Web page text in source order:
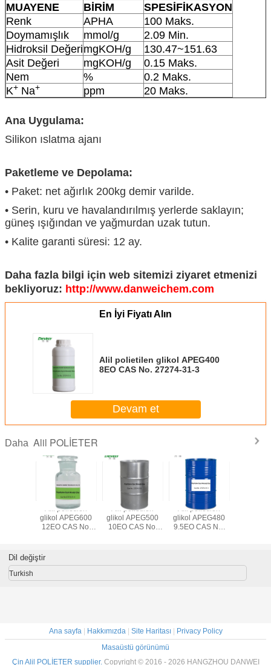
MUAYENE
BİRİM
SPESİFİKASYON
Renk
APHA
100 Maks.
Doymamışlık
mmol/g
2.09 Min.
Hidroksil DeğerimgKOH/g
130.47~151.63
Asit Değeri
mgKOH/g
0.15 Maks.
Nem
%
0.2 Maks.
K+ Na+ ppm 20 Maks.
Ana Uygulama:
Silikon ıslatma ajanı
Paketleme ve Depolama:
• Paket: net ağırlık 200kg demir varilde.
• Serin, kuru ve havalandırılmış yerlerde saklayın;
güneş ışığından ve yağmurdan uzak tutun.
• Kalite garanti süresi: 12 ay.
Daha fazla bilgi için web sitemizi ziyaret etmenizi
bekliyoruz: http://www.danweichem.com
En İyi Fiyatı Alın
Alil polietilen glikol APEG400
8EO CAS No. 27274-31-3
Devam et
Daha Alil POLİETER
Alil polietilen
glikol APEG600
12EO CAS No.
Alil polietilen
glikol APEG500
10EO CAS No.
Alil polietilen
glikol APEG480
9.5EO CAS No.
Dil değiştir
Turkish
Ana sayfa| Hakkımızda| Site Haritası| Privacy Policy
Masaüstü görünümü
Çin Alil POLİETER supplier. Copyright © 2016 - 2026 HANGZHOU DANWEI